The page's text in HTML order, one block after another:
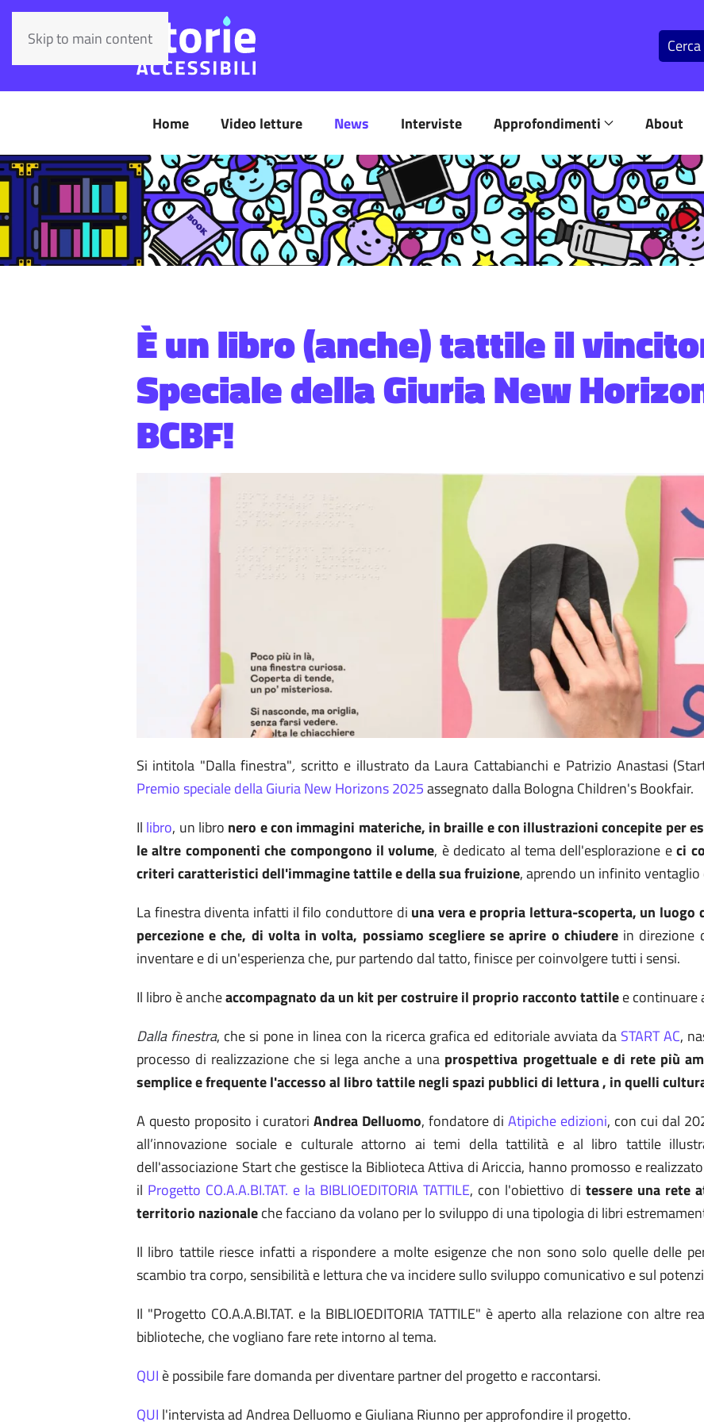
Skip to main content
Home Video letture News Interviste Approfondimenti About
È un libro (anche) tattile il
Speciale della Giuria New
BCBF!
Si intitola "Dalla finestra", scritto e illustrato da Laura Cattabianchi e Patrizio Anastasi
Premio speciale della Giuria New Horizons 2025assegnato dalla Bologna Children's Bookfair.
Il libro, un libro nero e con immagini materiche, in braille e con illustrazioni concepite per
le altre componenti che compongono il volume, è dedicato al tema dell'esplorazione eci
criteri caratteristici dell'immagine tattile e della sua fruizione, aprendo un infinito
La finestra diventa infatti il filo conduttore di una vera e propria lettura-scoperta, un
percezione e che, di volta in volta, possiamo scegliere se aprire o chiuderein direzione
inventare e di un'esperienza che, pur partendo dal tatto, finisce per coinvolgere tutti i sensi.
Il libro è ancheaccompagnato da un kit per costruire il proprio racconto tattilee continuare
Dalla finestra, che si pone in linea con la ricerca grafica ed editoriale avviata da START AC,
processo di realizzazione che si lega anche a una prospettiva progettuale e di rete più
semplice e frequente l'accesso al libro tattile negli spazi pubblici di lettura , in quelli
A questo proposito i curatori Andrea Delluomo, fondatore di Atipiche edizioni, con cui dal
all’innovazione sociale e culturale attorno ai temi della tattilità e al libro tattile
dell'associazione Start che gestisce la Biblioteca Attiva di Ariccia, hanno promosso e
il Progetto CO.A.A.BI.TAT. e la BIBLIOEDITORIA TATTILE, con l'obiettivo di tessere una rete
territorio nazionaleche facciano da volano per lo sviluppo di una tipologia di libri
Il libro tattile riesce infatti a rispondere a molte esigenze che non sono solo quelle delle
scambio tra corpo, sensibilità e lettura che va incidere sullo sviluppo comunicativo e sul
Il "Progetto CO.A.A.BI.TAT. e la BIBLIOEDITORIA TATTILE" è aperto alla relazione con altre
biblioteche, che vogliano fare rete intorno al tema.
QUI è possibile fare domanda per diventare partner del progetto e raccontarsi.
QUI l'intervista ad Andrea Delluomo e Giuliana Riunno per approfondire il progetto.